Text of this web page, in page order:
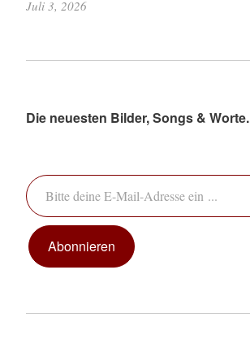
Juli 3, 2026
Die neuesten Bilder, Songs & Worte.
Bitte deine E-Mail-Adresse ein ...
Abonnieren